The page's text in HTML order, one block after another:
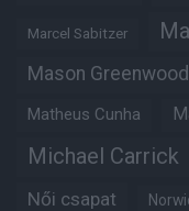
Marcel Sabitzer
Mason Greenwood
Matheus Cunha
Michael Carrick
Női csapat